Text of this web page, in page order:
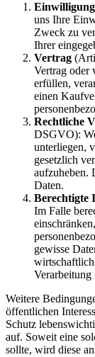
Einwilligung
uns Ihre
Zweck zu
Ihrer
Vertrag
Vertrag oder
erfüllen,
einen
Rechtliche
DSGVO):
unterliegen,
gesetzlich
aufzuheben.
Daten.
Berechtigte
Im Falle
gewisse
Verarbeitung
Weitere
öffentlichen
Schutz
auf. Soweit eine
sollte, wird diese